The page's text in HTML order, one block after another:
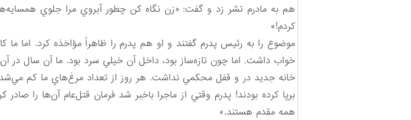
هم به مادرم تشر زد و گفت: «زن نگاه كن چطور آبروي مرا جلوي
كردم!»
موضوع را به رئيس پدرم گفتند و او هم پدرم را ظاهراً مؤاخذه كرد. اما ما
خواب داشت. اما چون تازه‌ساز بود، داخل آن خيلي سرد بود. ما آن سال در
خانه جديد در و قفل محكمي نداشت. هر روز از تعداد مرغ‌هاي ما كم
برپا كرده بودند! پدرم وقتي از ماجرا باخبر شد فرمان قتل‌‌عام آن‌ها را
همه مقدم هستند.»